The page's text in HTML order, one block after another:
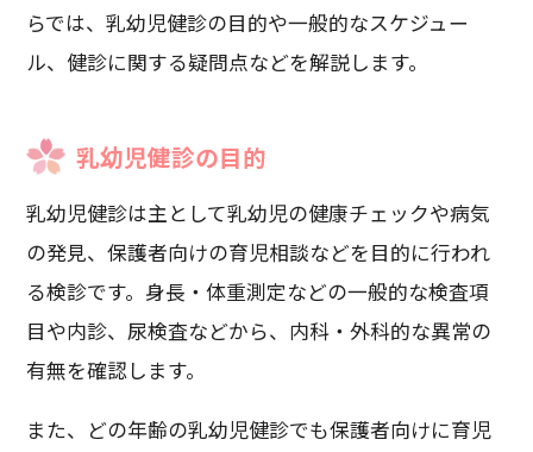
らでは、乳幼児健診の目的や一般的なスケジュー
ル、健診に関する疑問点などを解説します。
乳幼児健診の目的
乳幼児健診は主として乳幼児の健康チェックや病気
の発見、保護者向けの育児相談などを目的に行われ
る検診です。身長・体重測定などの一般的な検査項
目や内診、尿検査などから、内科・外科的な異常の
有無を確認します。
また、どの年齢の乳幼児健診でも保護者向けに育児